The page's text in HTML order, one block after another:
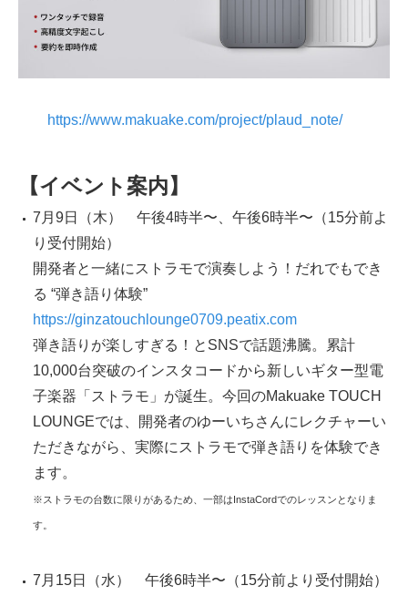
https://www.makuake.com/project/plaud_note/
【イベント案内】
7月9日（木） 午後4時半〜、午後6時半〜（15分前よ
り受付開始）
開発者と一緒にストラモで演奏しよう！だれでもでき
る “弾き語り体験”
https://ginzatouchlounge0709.peatix.com
弾き語りが楽しすぎる！とSNSで話題沸騰。累計
10,000台突破のインスタコードから新しいギター型電
子楽器「ストラモ」が誕生。今回のMakuake TOUCH
LOUNGEでは、開発者のゆーいちさんにレクチャーい
ただきながら、実際にストラモで弾き語りを体験でき
ます。
※ストラモの台数に限りがあるため、一部はInstaCordでのレッスンとなりま
す。
7月15日（水） 午後6時半〜（15分前より受付開始）